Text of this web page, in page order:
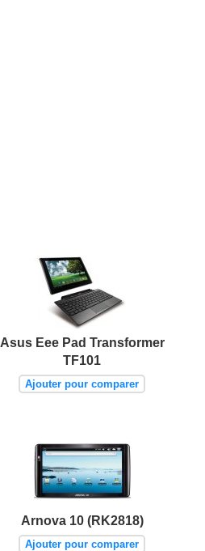
Asus Eee Pad Transformer
TF101
Ajouter pour comparer
Arnova 10 (RK2818)
Ajouter pour comparer